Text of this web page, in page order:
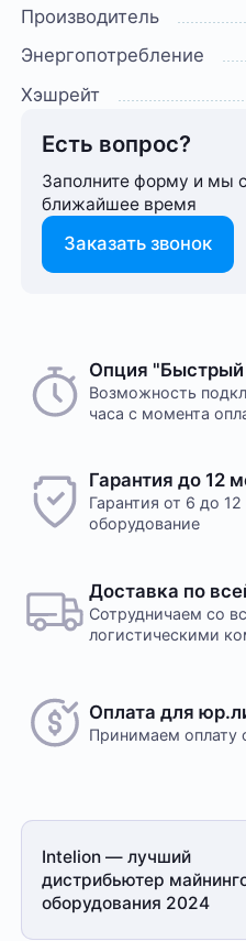
Производитель
Энергопотребление
Хэшрейт
Есть вопрос?
Заполните форму и мы
ближайшее время
Заказать звонок
Опция "Быстрый
Возможность
часа с момента
Гарантия до 12
Гарантия от 6 до
оборудование
Доставка по
Сотрудничаем со
логистическими
Оплата для
Принимаем оплату
Intelion — лучший
дистрибьютер
оборудования 2024